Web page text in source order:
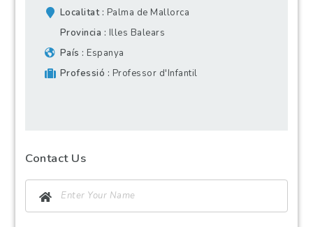
Localitat
Palma de Mallorca
Provincia
Illes Balears
País
Espanya
Professió
Professor d'Infantil
Contact Us